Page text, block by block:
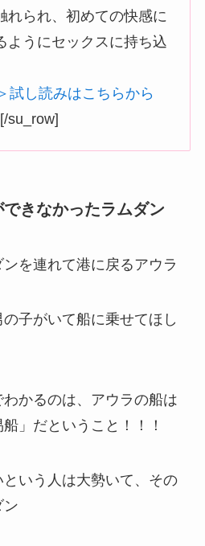
れられ、初めての快感に
ようにセックスに持ち込
試し読みはこちらから
su_row]
きなかったラムダン
を連れて港に戻るアウラ
子がいて船に乗せてほし
かるのは、アウラの船は
」だということ！！！
いう人は大勢いて、その
ン